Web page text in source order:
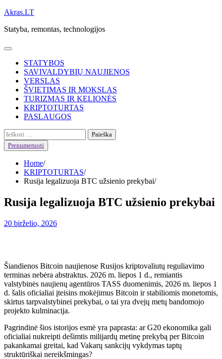
Skip
content
Akras.LT
Statyba, remontas, technologijos
STATYBOS
SAVIVALDYBIŲ NAUJIENOS
VERSLAS
ŠVIETIMAS IR MOKSLAS
TURIZMAS IR KELIONĖS
KRIPTOTURTAS
PASLAUGOS
Ieškoti:
Prenumeruoti
Home
KRIPTOTURTAS
Rusija legalizuoja BTC užsienio prekybai
Rusija legalizuoja BTC užsienio prekybai
20 birželio, 2026
Šiandienos Bitcoin naujienose Rusijos kriptovaliutų reguliavimo
terminas nebėra abstraktus. 2026 m. liepos 1 d., remiantis
valstybinės naujienų agentūros TASS duomenimis, 2026 m. liepos 1
d. šalis oficialiai įteisins mokėjimus Bitcoin ir stabiliomis monetomis,
skirtus tarpvalstybinei prekybai, o tai yra dvejų metų bandomojo
projekto kulminacija.
Pagrindinė šios istorijos esmė yra paprasta: ar G20 ekonomika gali
oficialiai nukreipti dešimtis milijardų metinę prekybą per Bitcoin
pakankamai greitai, kad Vakarų sankcijų vykdymas taptų
struktūriškai nereikšmingas?